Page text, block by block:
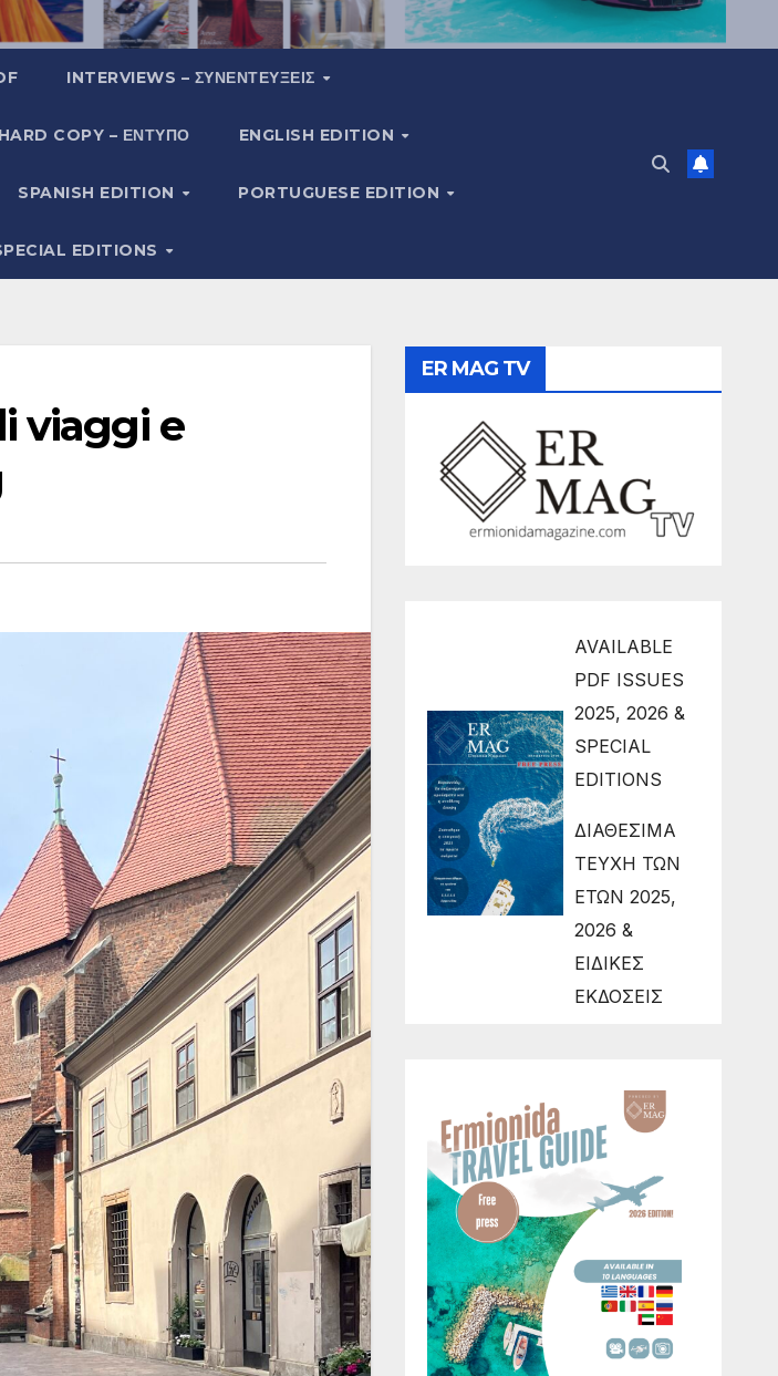
INTERVIEWS – ΣΥΝΕΝΤΕΎΞΕΙΣ
HARD COPY – ΈΝΤΥΠΟ ENGLISH EDITION
SPANISH EDITION PORTUGUESE EDITION
EDITIONS
viaggi e
ER MAG TV
AVAILABLE
PDF ISSUES
2025, 2026 &
SPECIAL
EDITIONS
ΔΙΑΘΕΣΙΜΑ
ΤΕΥΧΗ ΤΩΝ
ΕΤΩΝ 2025,
2026 &
ΕΙΔΙΚΕΣ
ΕΚΔΟΣΕΙΣ